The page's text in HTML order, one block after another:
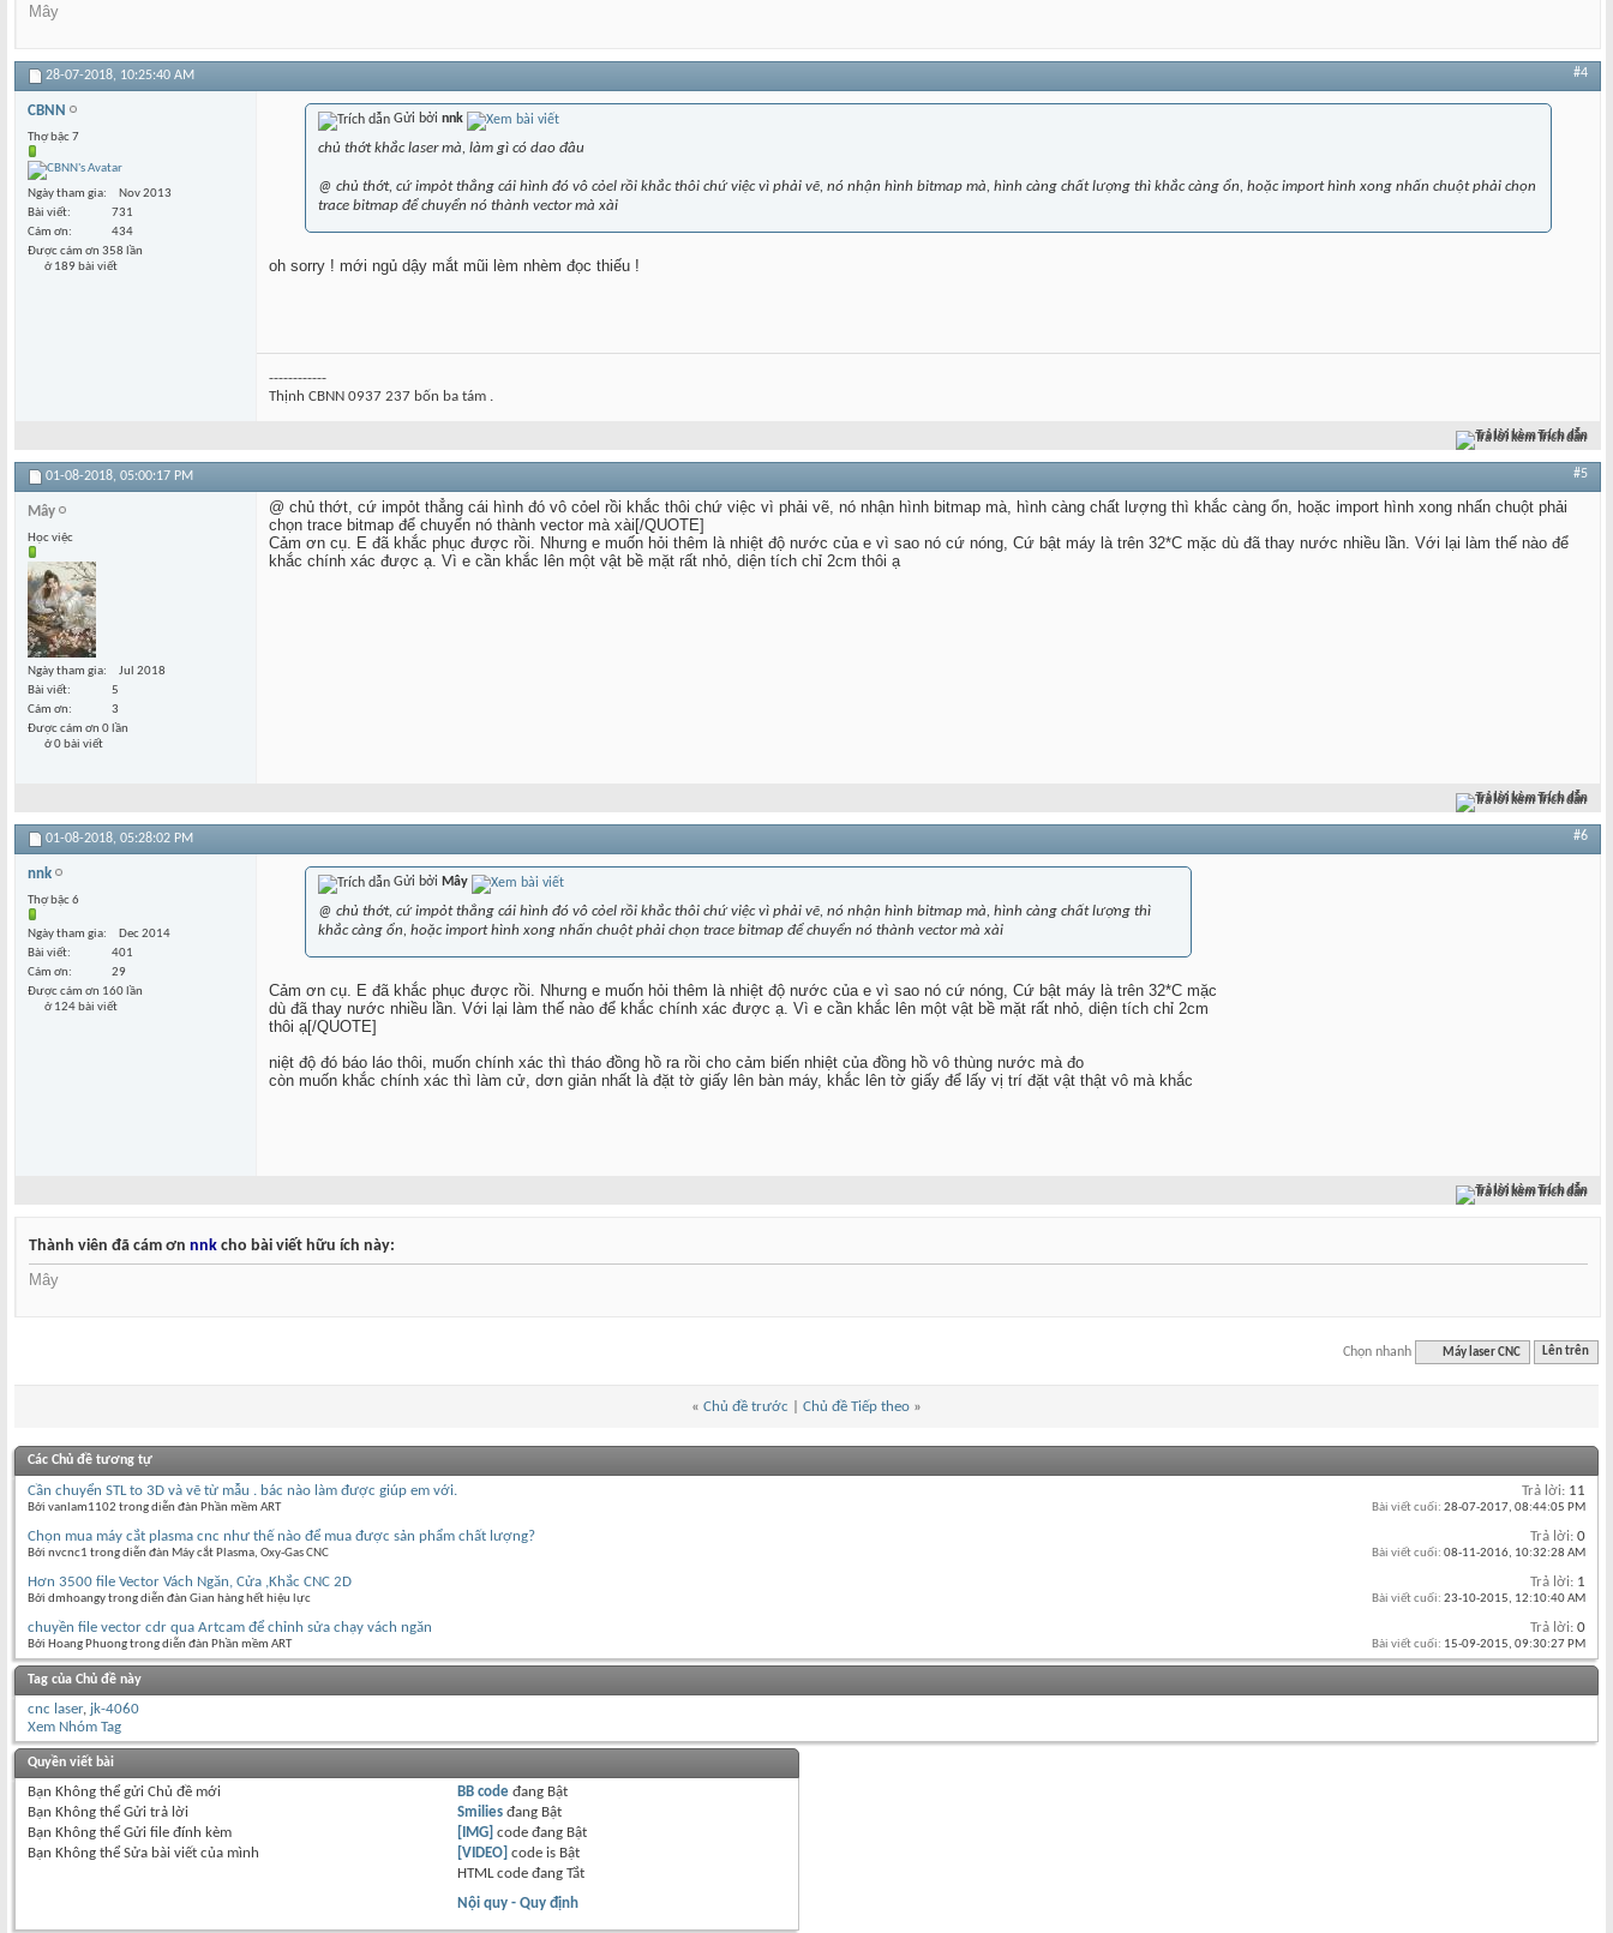
Mây
28-07-2018, 10:25:40 AM #4
CBNN
Thợ bậc 7
Ngày tham gia
Nov 2013
Bài viết
731
Cám ơn
434
Được cám ơn 358 lần
ở 189 bài viết
Gửi bởi nnk
chủ thớt khắc laser mà, làm gì có dao đâu
@ chủ thớt, cứ impỏt thẳng cái hình đó vô cỏel rồi khắc thôi chứ việc vì phải vẽ, nó nhận hình bitmap mà, hình càng chất lượng thì khắc càng ổn, hoặc import hình xong nhấn chuột phải chọn
trace bitmap để chuyển nó thành vector mà xài
oh sorry ! mới ngủ dậy mắt mũi lèm nhèm đọc thiếu !
------------
Thịnh CBNN 0937 237 bốn ba tám .
Trả lời kèm Trích dẫn
01-08-2018, 05:00:17 PM #5
Mây
Học việc
Ngày tham gia
Jul 2018
Bài viết
5
Cám ơn
3
Được cám ơn 0 lần
ở 0 bài viết
@ chủ thớt, cứ impỏt thẳng cái hình đó vô cỏel rồi khắc thôi chứ việc vì phải vẽ, nó nhận hình bitmap mà, hình càng chất lượng thì khắc càng ổn, hoặc import hình xong nhấn chuột phải
chọn trace bitmap để chuyển nó thành vector mà xài[/QUOTE]
Cảm ơn cụ. E đã khắc phục được rồi. Nhưng e muốn hỏi thêm là nhiệt độ nước của e vì sao nó cứ nóng, Cứ bật máy là trên 32*C mặc dù đã thay nước nhiều lần. Với lại làm thế nào để
khắc chính xác được ạ. Vì e cần khắc lên một vật bề mặt rất nhỏ, diện tích chỉ 2cm thôi ạ
Trả lời kèm Trích dẫn
01-08-2018, 05:28:02 PM #6
nnk
Thợ bậc 6
Ngày tham gia
Dec 2014
Bài viết
401
Cám ơn
29
Được cám ơn 160 lần
ở 124 bài viết
Gửi bởi Mây
@ chủ thớt, cứ impỏt thẳng cái hình đó vô cỏel rồi khắc thôi chứ việc vì phải vẽ, nó nhận hình bitmap mà, hình càng chất lượng thì
khắc càng ổn, hoặc import hình xong nhấn chuột phải chọn trace bitmap để chuyển nó thành vector mà xài
Cảm ơn cụ. E đã khắc phục được rồi. Nhưng e muốn hỏi thêm là nhiệt độ nước của e vì sao nó cứ nóng, Cứ bật máy là trên 32*C mặc
dù đã thay nước nhiều lần. Với lại làm thế nào để khắc chính xác được ạ. Vì e cần khắc lên một vật bề mặt rất nhỏ, diện tích chỉ 2cm
thôi ạ[/QUOTE]
niệt độ đó báo láo thôi, muốn chính xác thì tháo đồng hồ ra rồi cho cảm biến nhiệt của đồng hồ vô thùng nước mà đo
còn muốn khắc chính xác thì làm cử, dơn giản nhất là đặt tờ giấy lên bàn máy, khắc lên tờ giấy để lấy vị trí đặt vật thật vô mà khắc
Trả lời kèm Trích dẫn
Thành viên đã cám ơn nnk cho bài viết hữu ích này:
Mây
Chọn nhanh Máy laser CNC Lên trên
« Chủ đề trước Chủ đề Tiếp theo »
Các Chủ đề tương tự
Cần chuyển STL to 3D và vẽ từ mẫu . bác nào làm được giúp em với.
Bởi vanlam1102 trong diễn đàn Phần mềm ART
Trả lời: 11
Bài viết cuối: 28-07-2017, 08:44:05 PM
Chọn mua máy cắt plasma cnc như thế nào để mua được sản phẩm chất lượng?
Bởi nvcnc1 trong diễn đàn Máy cắt Plasma, Oxy-Gas CNC
Trả lời: 0
Bài viết cuối: 08-11-2016, 10:32:28 AM
Hơn 3500 file Vector Vách Ngăn, Cửa ,Khắc CNC 2D
Bởi dmhoangy trong diễn đàn Gian hàng hết hiệu lực
Trả lời: 1
Bài viết cuối: 23-10-2015, 12:10:40 AM
chuyền file vector cdr qua Artcam để chỉnh sửa chạy vách ngăn
Bởi Hoang Phuong trong diễn đàn Phần mềm ART
Trả lời: 0
Bài viết cuối: 15-09-2015, 09:30:27 PM
Tag của Chủ đề này
cnc laser, jk-4060
Xem Nhóm Tag
Quyền viết bài
Bạn Không thể gửi Chủ đề mới
Bạn Không thể Gửi trả lời
Bạn Không thể Gửi file đính kèm
Bạn Không thể Sửa bài viết của mình
BB codeđang Bật
Smiliesđang Bật
[IMG] code đang Bật
[VIDEO] code is Bật
HTML code đang Tắt
Nội quy - Quy định